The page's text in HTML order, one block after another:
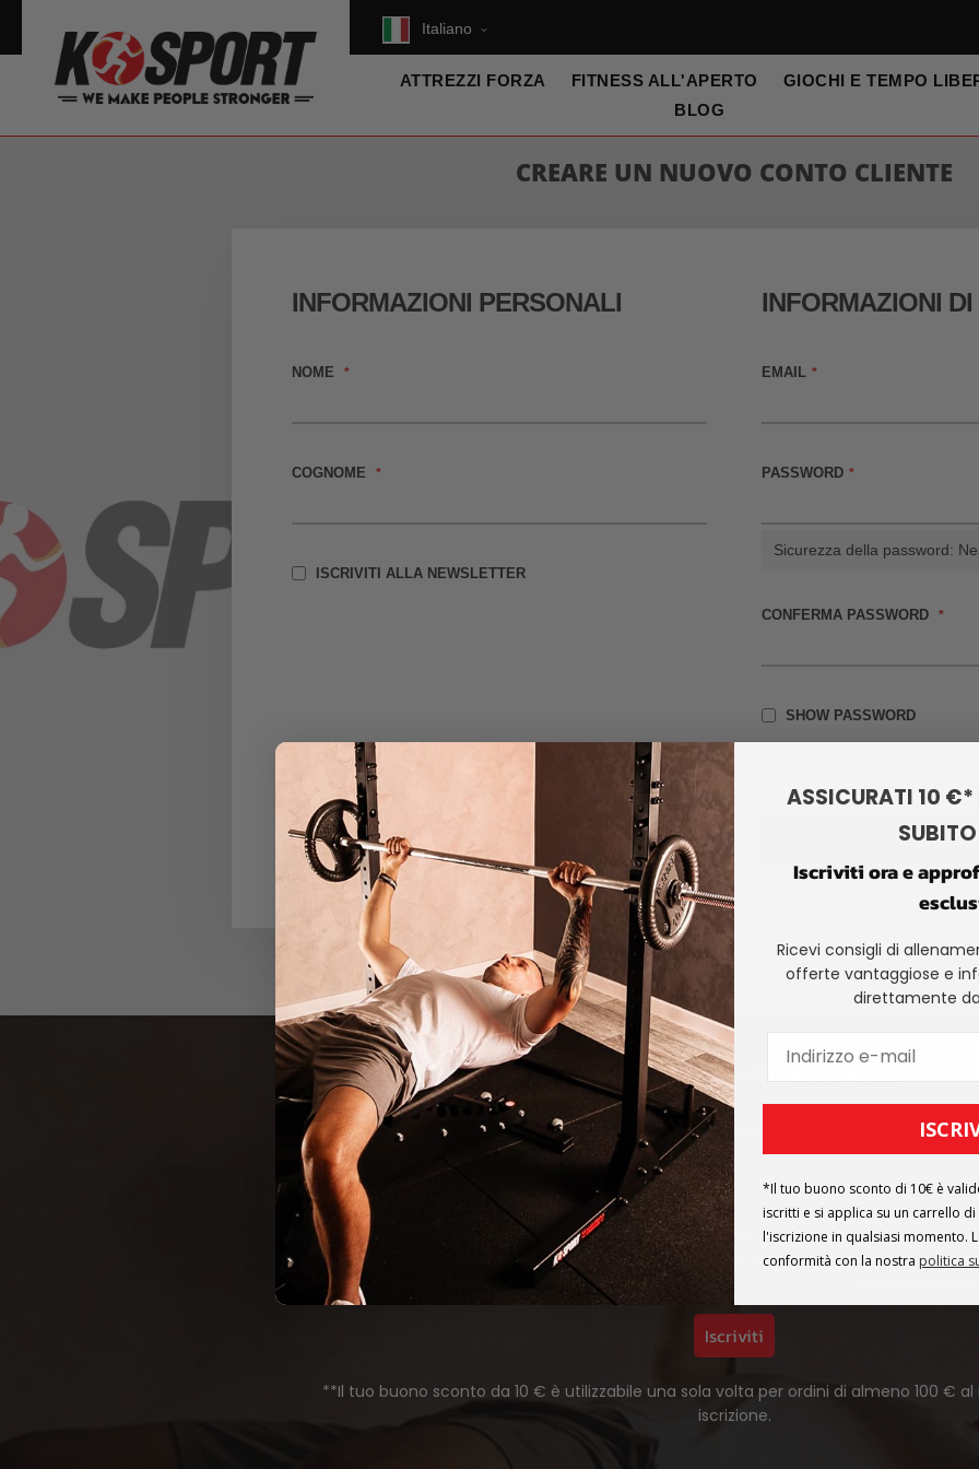
Italiano
ATTREZZI FORZA FITNESS ALL'APERTO
GIOCHI E TEMPO
BLOG
CREARE UN NUOVO CONTO CLIENTE
INFORMAZIONI PERSONALI
NOME
COGNOME
ISCRIVITI ALLA NEWSLETTER
INFORMAZIONI
EMAIL
PASSWORD
Sicurezza della password:
CONFERMA PASSWORD
SHOW PASSWORD
CREA UN
Abbonamento alla Newsletter
Abbonatevi subito alla nostra newsletter e riceverete un buono da
Email
Desidero essere informato regolarmente via e-mail su offerte interessanti relative ai
avviene tramite la procedura di Double Opt-In. Posso revocare il mio consenso in
per il futuro. Ulteriori informazioni sono disponibili nella
Iscriviti
**Il tuo buono sconto da 10 € è utilizzabile una sola volta per ordini di almeno 100 €
iscrizione.
ASSICURATI 10
Iscriviti ora e
Ricevi consigli di
offerte vantaggiose e
direttamente
*Il tuo buono sconto di 10€ è
iscritti e si applica su un carrello
l'iscrizione in qualsiasi momento.
conformità con la nostra politica